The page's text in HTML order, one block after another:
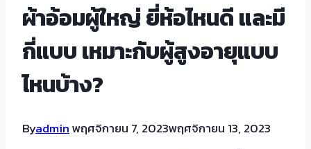
ผ้าอ้อมผู้ใหญ่ ยี่ห้อไหนดี และมี
กี่แบบ เหมาะกับผู้สูงอายุแบบ
ไหนบ้าง?
Byadminพฤศจิกายน 7, 2023พฤศจิกายน 13, 2023